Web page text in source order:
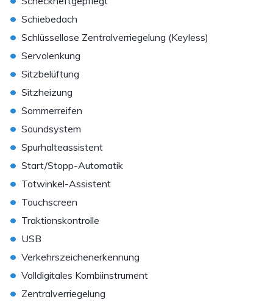
• Schiebedach
• Schlüssellose Zentralverriegelung (Keyless)
• Servolenkung
• Sitzbelüftung
• Sitzheizung
• Sommerreifen
• Soundsystem
• Spurhalteassistent
• Start/Stopp-Automatik
• Totwinkel-Assistent
• Touchscreen
• Traktionskontrolle
• USB
• Verkehrszeichenerkennung
• Volldigitales Kombiinstrument
• Zentralverriegelung